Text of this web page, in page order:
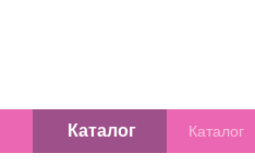
Каталог Каталог